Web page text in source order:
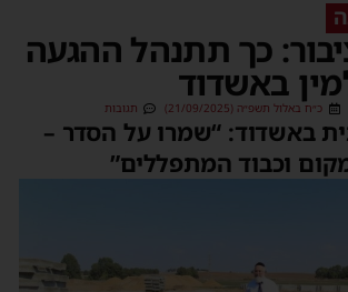
כך תתנהל ההגעה
באשדוד
כ״ח באלול תשפ״ה (21/09/2025) תגובות
באשדוד: “שמרו על הסדר –
וכבוד המתפללים”